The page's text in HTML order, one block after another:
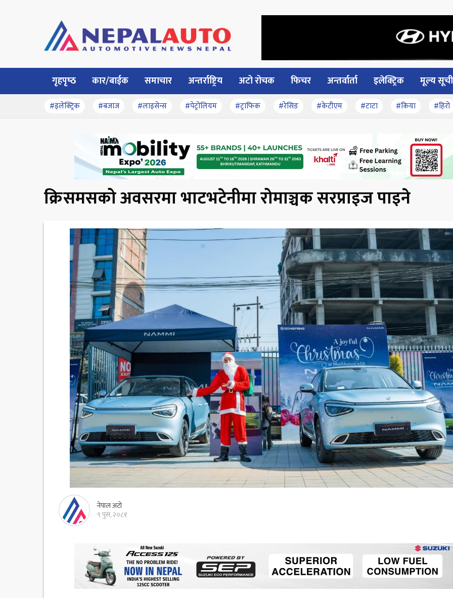
गृहपृष्‍ठ कार/बाईक समाचार अन्तर्राष्ट्रिय अटो रोचक फिचर अन्तर्वार्ता इलेक्ट्रिक मूल्य सूची
#इलेक्ट्रिक #बजाज #लाइसेन्स #पेट्रोलियम #ट्राफिक #रेसिङ #केटीएम #टाटा #किया #हिरो
क्रिसमसको अवसरमा भाटभटेनीमा रोमाञ्चक सरप्राइज पाइने
नेपाल अटो
९ पुस, २०८१